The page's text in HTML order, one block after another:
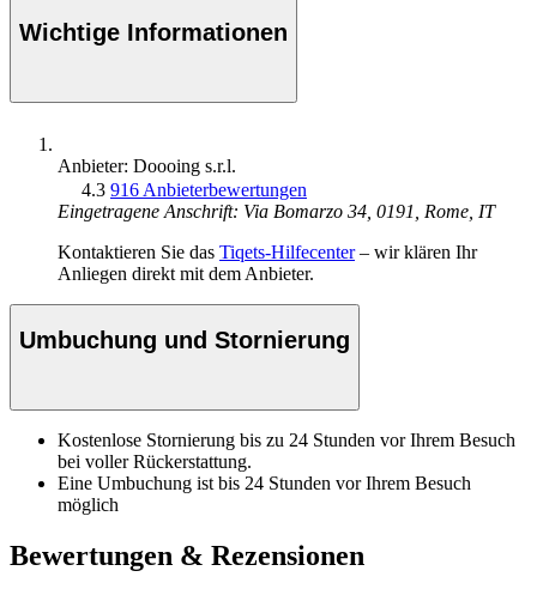
Wichtige Informationen
Anbieter: Doooing s.r.l.
4.3 916 Anbieterbewertungen
Eingetragene Anschrift: Via Bomarzo 34, 0191, Rome, IT
Kontaktieren Sie das Tiqets-Hilfecenter– wir klären Ihr
Anliegen direkt mit dem Anbieter.
Umbuchung und Stornierung
Kostenlose Stornierung bis zu 24 Stunden vor Ihrem Besuch
bei voller Rückerstattung.
Eine Umbuchung ist bis 24 Stunden vor Ihrem Besuch
möglich
Bewertungen & Rezensionen